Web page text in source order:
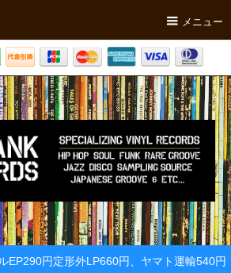
メニュー
EP290円定形外LP660円、ヤマト運輸540円